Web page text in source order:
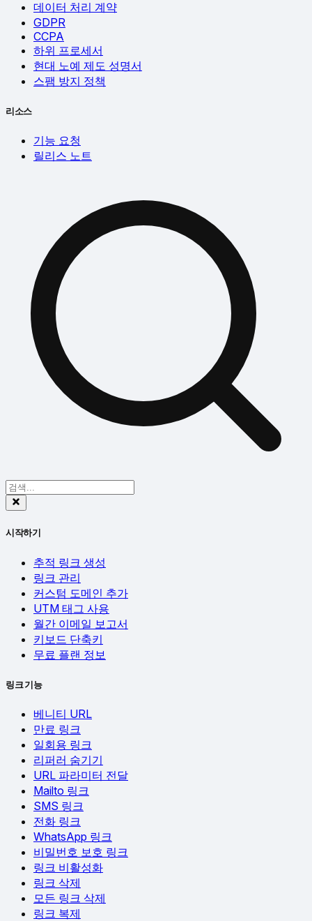
데이터 처리 계약
GDPR
CCPA
하위 프로세서
현대 노예 제도 성명서
스팸 방지 정책
리소스
기능 요청
릴리스 노트
시작하기
추적 링크 생성
링크 관리
커스텀 도메인 추가
UTM 태그 사용
월간 이메일 보고서
키보드 단축키
무료 플랜 정보
링크 기능
베니티 URL
만료 링크
일회용 링크
리퍼러 숨기기
URL 파라미터 전달
Mailto 링크
SMS 링크
전화 링크
WhatsApp 링크
비밀번호 보호 링크
링크 비활성화
링크 삭제
모든 링크 삭제
링크 복제